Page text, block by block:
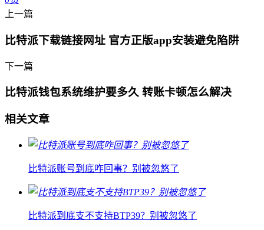
上一篇
比特派下载链接网址 官方正版app安装避免陷阱
下一篇
比特派钱包系统维护要多久 转账卡顿怎么解决
相关文章
比特派账号到底咋回事？别被忽悠了
比特派到底支不支持BTP39？别被忽悠了